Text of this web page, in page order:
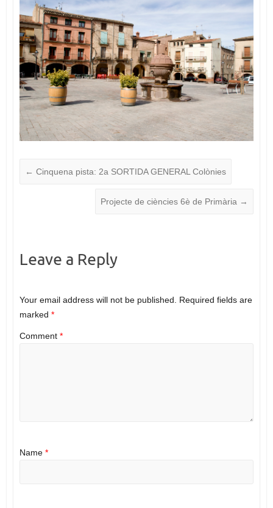
← Cinquena pista: 2a SORTIDA GENERAL Colònies
Projecte de ciències 6è de Primària →
Leave a Reply
Your email address will not be published.
Required fields are
marked *
Comment *
Name *